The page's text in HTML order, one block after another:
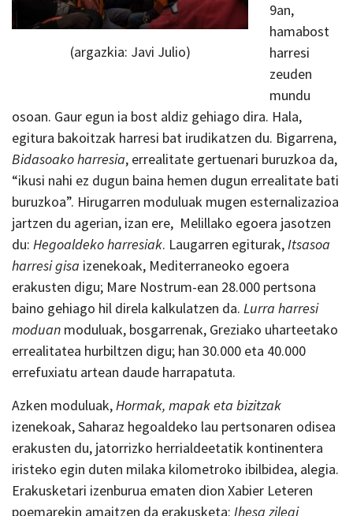
(argazkia: Javi Julio)
9an,
hamabost
harresi
zeuden
mundu
osoan. Gaur egun ia bost aldiz gehiago dira. Hala,
egitura bakoitzak harresi bat irudikatzen du. Bigarrena,
Bidasoako harresia, errealitate gertuenari buruzkoa da,
“ikusi nahi ez dugun baina hemen dugun errealitate bati
buruzkoa”. Hirugarren moduluak mugen esternalizazioa
jartzen du agerian, izan ere, Melillako egoera jasotzen
du: Hegoaldeko harresiak. Laugarren egiturak,Itsasoa
harresi gisa izenekoak, Mediterraneoko egoera
erakusten digu; Mare Nostrum-ean 28.000 pertsona
baino gehiago hil direla kalkulatzen da. Lurra harresi
moduan moduluak, bosgarrenak, Greziako uharteetako
errealitatea hurbiltzen digu; han 30.000 eta 40.000
errefuxiatu artean daude harrapatuta.
Azken moduluak,Hormak, mapak eta bizitzak
izenekoak, Saharaz hegoaldeko lau pertsonaren odisea
erakusten du, jatorrizko herrialdeetatik kontinentera
iristeko egin duten milaka kilometroko ibilbidea, alegia.
Erakusketari izenburua ematen dion Xabier Leteren
poemarekin amaitzen da erakusketa: Ihesa zilegi